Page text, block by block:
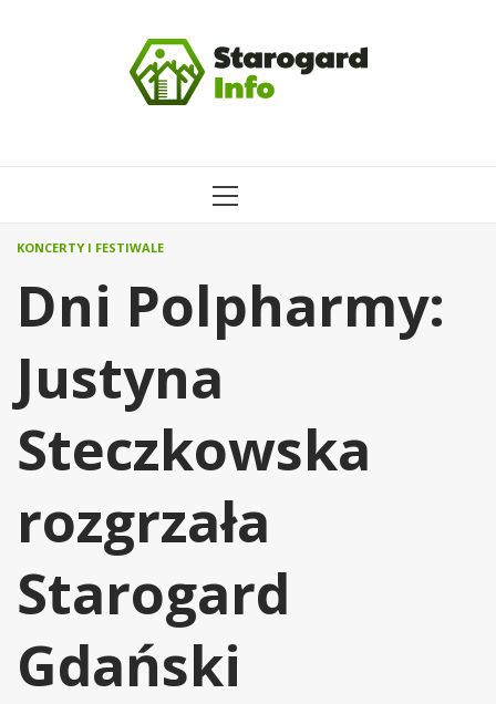
MENU
KONCERTY I FESTIWALE
Dni Polpharmy:
Justyna
Steczkowska
rozgrzała
Starogard
Gdański